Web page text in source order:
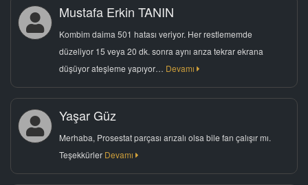
Mustafa Erkin TANIN
Kombim daima 501 hatası veriyor. Her restlememde
düzeliyor 15 veya 20 dk. sonra aynı arıza tekrar ekrana
düşüyor ateşleme yapıyor… Devamı
Yaşar Güz
Merhaba, Prosestat parçası arızalı olsa bile fan çalışır mı.
Teşekkürler Devamı